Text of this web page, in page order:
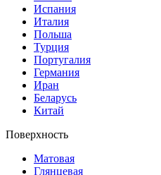
Испания
Италия
Польша
Турция
Португалия
Германия
Иран
Беларусь
Китай
Поверхность
Матовая
Глянцевая